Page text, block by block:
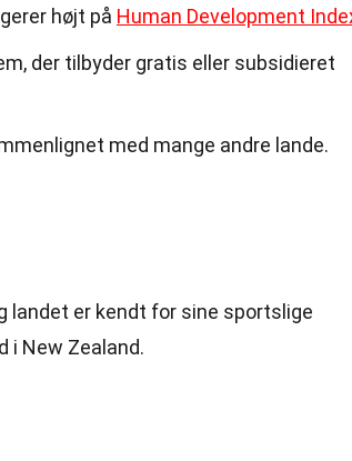
højt på Human Development
der tilbyder gratis eller subsidieret
med mange andre lande.
landet er kendt for sine sportslige
i New Zealand.